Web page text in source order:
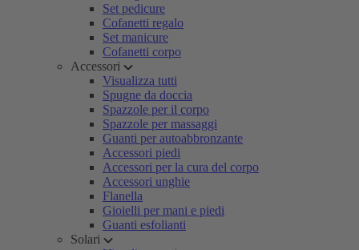
Set pedicure
Cofanetti regalo
Set manicure
Cofanetti corpo
Accessori
Visualizza tutti
Spugne da doccia
Spazzole per il corpo
Spazzole per massaggi
Guanti per autoabbronzante
Accessori piedi
Accessori per la cura del corpo
Accessori unghie
Flanella
Gioielli per mani e piedi
Guanti esfolianti
Solari